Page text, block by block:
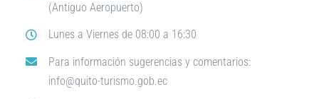
(Antiguo Aeropuerto)
Lunes a Viernes de 08:00 a 16:30
Para información sugerencias y comentarios:
info@quito-turismo.gob.ec